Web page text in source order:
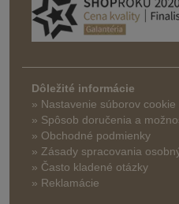
Dôležité informácie
» Nastavenie súborov cookie
» Spôsob doručenia a
» Obchodné podmienky
» Zásady spracovania
» Často kladené otázky
» Reklamácie